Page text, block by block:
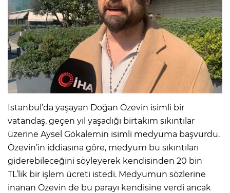
İstanbul’da yaşayan Doğan Özevin isimli bir
vatandaş, geçen yıl yaşadığı birtakım sıkıntılar
üzerine Aysel Gökalemin isimli medyuma başvurdu.
Özevin’in iddiasına göre, medyum bu sıkıntıları
giderebileceğini söyleyerek kendisinden 20 bin
TL’lik bir işlem ücreti istedi. Medyumun sözlerine
inanan Özevin de bu parayı kendisine verdi ancak